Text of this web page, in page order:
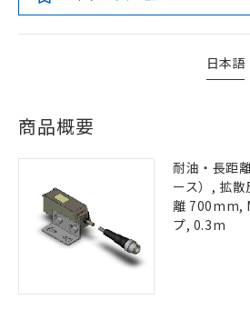
日本語
商品概要
耐油・長距
ース）, 拡
離 700mm,
プ, 0.3m